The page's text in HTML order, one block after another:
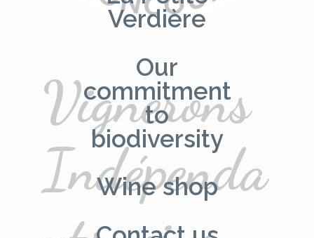
Verdière
Our
commitment
to
biodiversity
Wine shop
Vignerons
Indépenda